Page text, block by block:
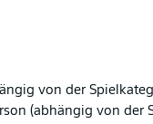
von der
(abhängig von